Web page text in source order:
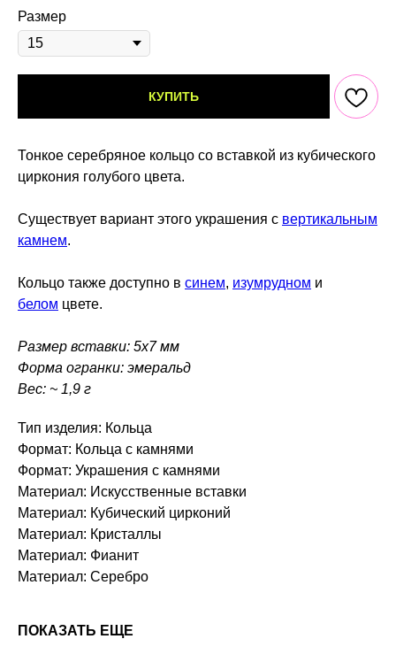
Размер
КУПИТЬ
Тонкое серебряное кольцо со вставкой из кубического
циркония голубого цвета.
Существует вариант этого украшения с вертикальным
камнем.
Кольцо также доступно в синем, изумрудном и
белом цвете.
Размер вставки: 5х7 мм
Форма огранки: эмеральд
Вес: ~ 1,9 г
Тип изделия: Кольца
Формат: Кольца с камнями
Формат: Украшения с камнями
Материал: Искусственные вставки
Материал: Кубический цирконий
Материал: Кристаллы
Материал: Фианит
Материал: Серебро
ПОКАЗАТЬ ЕЩЕ